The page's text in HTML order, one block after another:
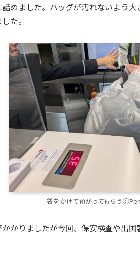
めました。バッグが汚れないよう
た。
袋をかけて預かってもらう
かりましたが今回、保安検査や出